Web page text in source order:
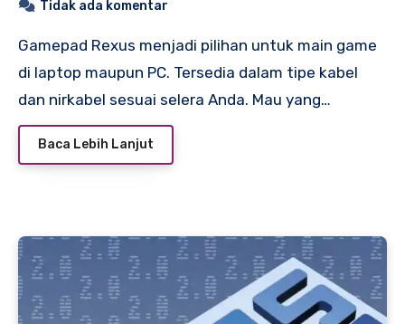
Tidak ada komentar
Gamepad Rexus menjadi pilihan untuk main game
di laptop maupun PC. Tersedia dalam tipe kabel
dan nirkabel sesuai selera Anda. Mau yang…
Baca Lebih Lanjut